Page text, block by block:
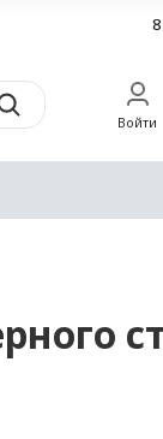
Войти